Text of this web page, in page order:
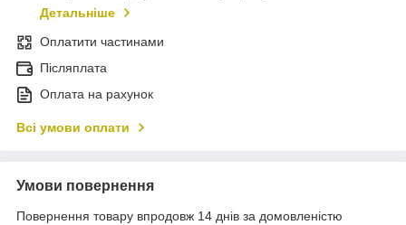
Детальніше
Оплатити частинами
Післяплата
Оплата на рахунок
Всі умови оплати
Умови повернення
Повернення товару впродовж 14 днів за домовленістю